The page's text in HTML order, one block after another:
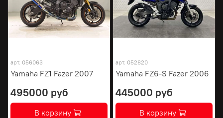
арт. 056063
Yamaha FZ1 Fazer 2007
495000 руб
В корзину
арт. 052820
Yamaha FZ6-S Fazer 2006
445000 руб
В корзину